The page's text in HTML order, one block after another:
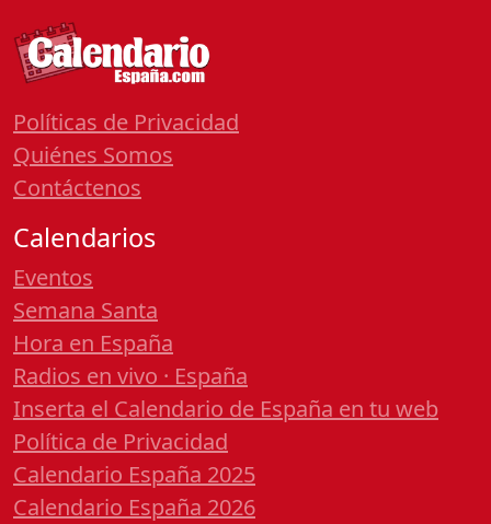
Políticas de Privacidad
Quiénes Somos
Contáctenos
Calendarios
Eventos
Semana Santa
Hora en España
Radios en vivo · España
Inserta el Calendario de España en tu web
Política de Privacidad
Calendario España 2025
Calendario España 2026